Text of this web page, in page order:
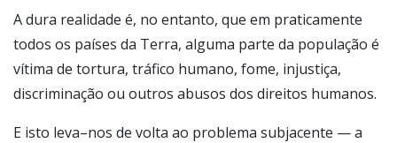
A dura realidade é, no entanto, que em praticamente
todos os países da Terra, alguma parte da população é
vítima de tortura, tráfico humano, fome, injustiça,
discriminação ou outros abusos dos direitos humanos.
E isto leva–nos de volta ao problema subjacente — a